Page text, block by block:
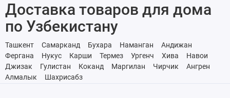
Доставка товаров для дома
по Узбекистану
Ташкент Самарканд Бухара Наманган
Андижан
Фергана
Нукус Карши Термез Ургенч Хива
Навои
Джизак
Гулистан Коканд Маргилан Чирчик
Ангрен
Алмалык
Шахрисабз